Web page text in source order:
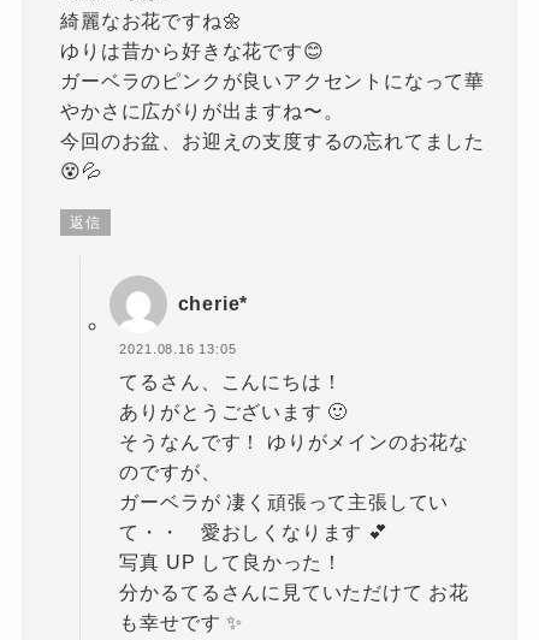
綺麗なお花ですね🌼
ゆりは昔から好きな花です😊
ガーベラのピンクが良いアクセントになって華
やかさに広がりが出ますね〜。
今回のお盆、お迎えの支度するの忘れてました
😵💦
返信
cherie*
2021.08.16 13:05
てるさん、こんにちは！
ありがとうございます 🙂
そうなんです！ ゆりがメインのお花な
のですが、
ガーベラが 凄く頑張って主張してい
て・・ 愛おしくなります 💕
写真 UP して良かった！
分かるてるさんに見ていただけて お花
も幸せです ✨